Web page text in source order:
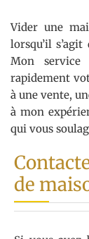
Vider une
lorsqu’il
Mon service
rapidement
à une vente,
à mon
qui vous
de